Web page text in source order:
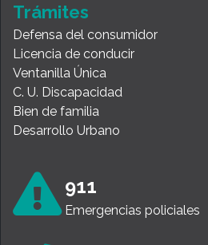
Trámites
Defensa del consumidor
Licencia de conducir
Ventanilla Única
C. U. Discapacidad
Bien de familia
Desarrollo Urbano
911
Emergencias policiales